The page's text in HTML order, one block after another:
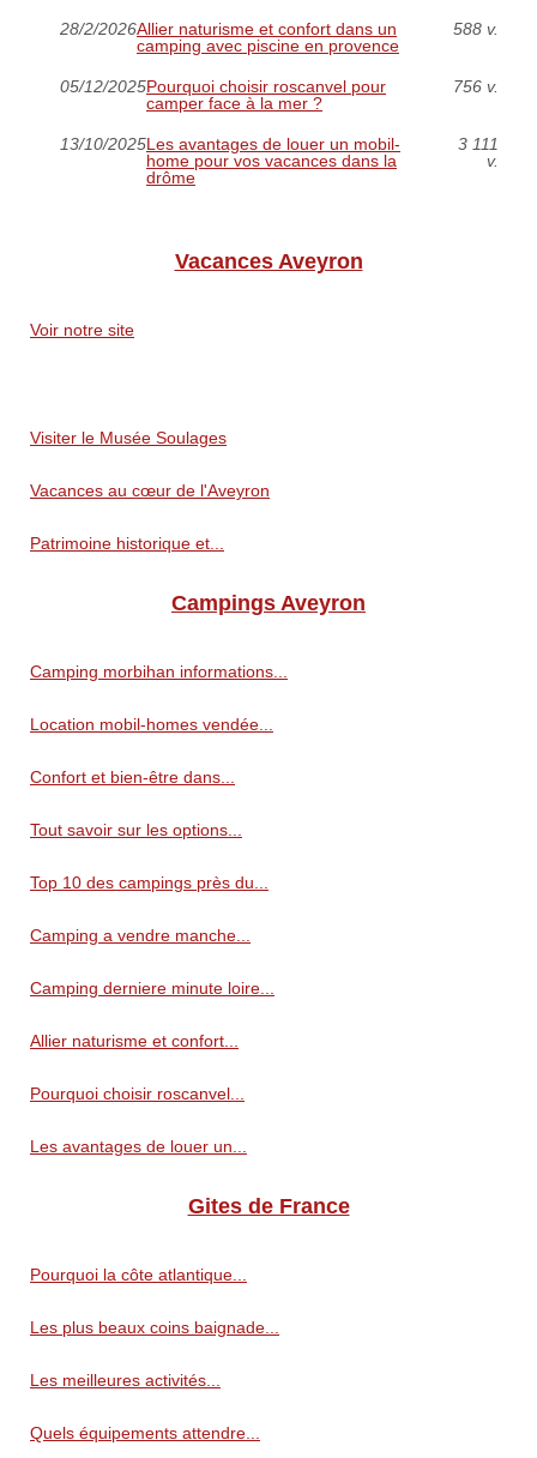
28/2/2026Allier naturisme et confort dans un
camping avec piscine en provence
588 v.
05/12/2025Pourquoi choisir roscanvel pour
camper face à la mer ?
756 v.
13/10/2025Les avantages de louer un mobil-
home pour vos vacances dans la
drôme
3 111
v.
Vacances Aveyron
Voir notre site
Visiter le Musée Soulages
Vacances au cœur de l'Aveyron
Patrimoine historique et...
Campings Aveyron
Camping morbihan informations...
Location mobil-homes vendée...
Confort et bien-être dans...
Tout savoir sur les options...
Top 10 des campings près du...
Camping a vendre manche...
Camping derniere minute loire...
Allier naturisme et confort...
Pourquoi choisir roscanvel...
Les avantages de louer un...
Gites de France
Pourquoi la côte atlantique...
Les plus beaux coins baignade...
Les meilleures activités...
Quels équipements attendre...